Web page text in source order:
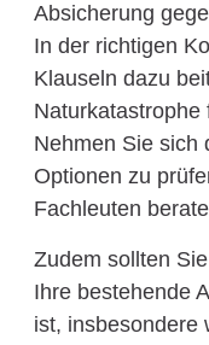
Absicherung
In der richtigen
Klauseln dazu
Naturkatastrophe
Nehmen Sie sich
Optionen zu
Fachleuten
Zudem sollten
Ihre bestehende
ist, insbesondere